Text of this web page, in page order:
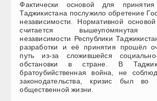
Фактически основой для принятия
Таджикистана послужило обретение
независимости. Нормативной
считается вышеупомянутая
независимости Республики
разработки и её принятия прошёл
путь из-за сложившейся социально-
обстановки в стране. В
братоубийственная война, не
законодательства, кризис был во
общественной жизни.